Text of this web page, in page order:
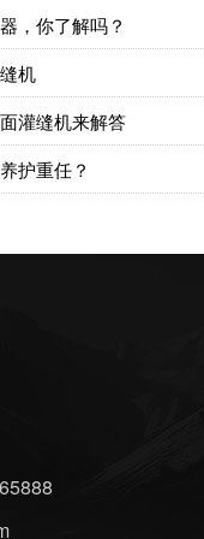
，你了解吗？
机
灌缝机来解答
护重任？